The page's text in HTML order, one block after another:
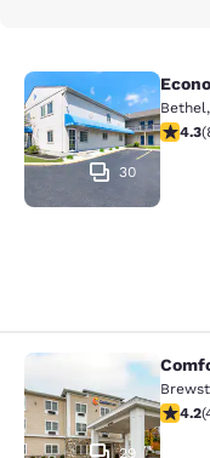
Econo
30
Bethel,
4.3(
Comfort
29
4.2(